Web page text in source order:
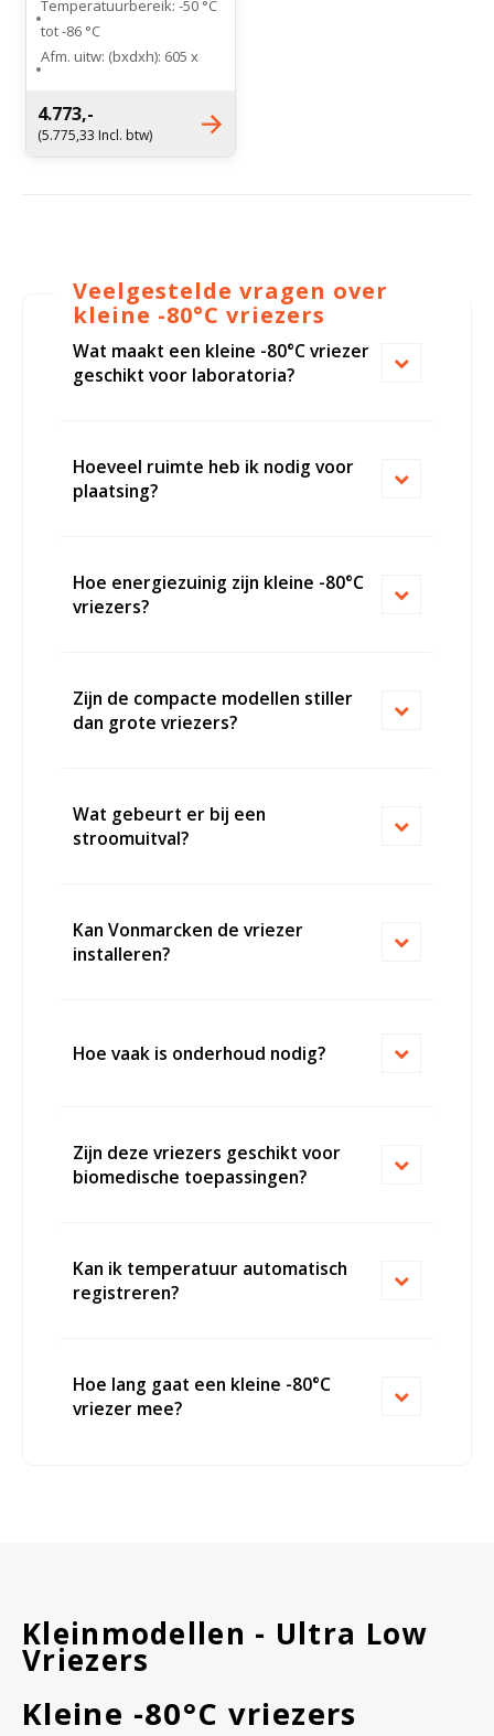
Temperatuurbereik: -50 °C
tot -86 °C
Afm. uitw: (bxdxh): 605 x
Afm. inw: (bxdxh): 400 x 450
x 650 mm
Manden (2) optioneel
4.773,-
(5.775,33 Incl. btw)
Veelgestelde vragen over
kleine -80°C vriezers
Wat maakt een kleine -80°C vriezer
geschikt voor laboratoria?
Hoeveel ruimte heb ik nodig voor
plaatsing?
Hoe energiezuinig zijn kleine -80°C
vriezers?
Zijn de compacte modellen stiller
dan grote vriezers?
Wat gebeurt er bij een
stroomuitval?
Kan Vonmarcken de vriezer
installeren?
Hoe vaak is onderhoud nodig?
Zijn deze vriezers geschikt voor
biomedische toepassingen?
Kan ik temperatuur automatisch
registreren?
Hoe lang gaat een kleine -80°C
vriezer mee?
Kleinmodellen - Ultra Low
Vriezers
Kleine -80°C vriezers